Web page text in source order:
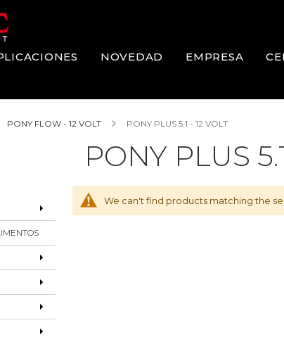
NOVEDAD EMPRESA
PONY FLOW - 12 VOLT PONY PLUS 5.1 - 12 VOLT
PONY PLUS
We can't find products matching the